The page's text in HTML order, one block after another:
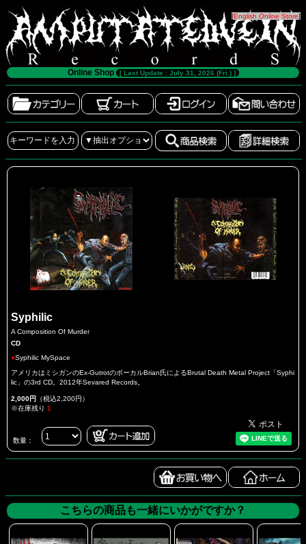
[English Online Store]
Online Shop [ Last Update : July 31, 2026 (Fri.) ]
Syphilic
A Composition Of Murder
CD
●Syphilic MySpace
アメリカはミシガンのEx-GutrotのボーカルBrian氏によるBrutal Death Metal Project「Syphi
lic」の3rd CD。2012年Sevared Records。
2,000円 （税込2,200円）
※在庫残り 1
数量：
こちらの商品も一緒にいかがですか？